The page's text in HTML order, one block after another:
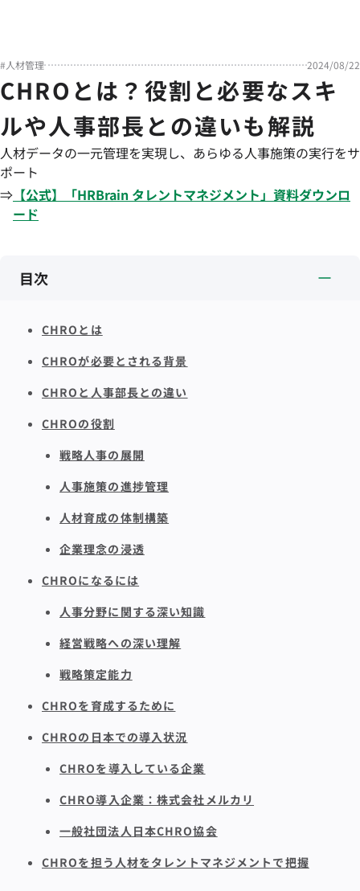
#人材管理 2024/08/22
CHROとは？役割と必要なスキ
ルや人事部長との違いも解説
人材データの一元管理を実現し、あらゆる人事施策の実行をサ
ポート
⇒ 【公式】「HRBrain タレントマネジメント」資料ダウンロ
ード
目次
CHROとは
CHROが必要とされる背景
CHROと人事部長との違い
CHROの役割
戦略人事の展開
人事施策の進捗管理
人材育成の体制構築
企業理念の浸透
CHROになるには
人事分野に関する深い知識
経営戦略への深い理解
戦略策定能力
CHROを育成するために
CHROの日本での導入状況
CHROを導入している企業
CHRO導入企業：株式会社メルカリ
一般社団法人日本CHRO協会
CHROを担う人材をタレントマネジメントで把握